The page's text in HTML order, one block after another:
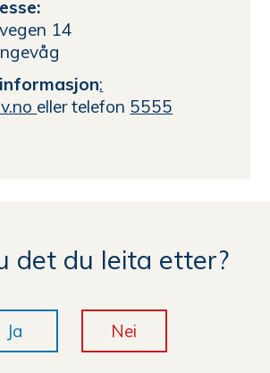
14
:
eller telefon 5555
det du leita etter?
Ja Nei